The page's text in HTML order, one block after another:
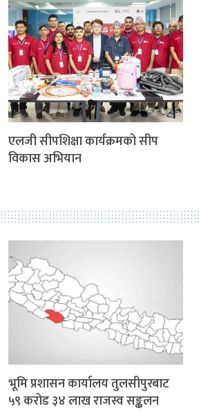
एलजी सीपशिक्षा कार्यक्रमको सीप
विकास अभियान
भूमि प्रशासन कार्यालय तुलसीपुरबाट
५९ करोड ३४ लाख राजस्व सङ्कलन